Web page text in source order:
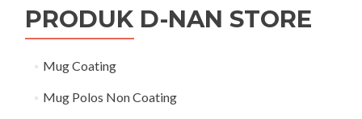
PRODUK D-NAN STORE
Mug Coating
Mug Polos Non Coating